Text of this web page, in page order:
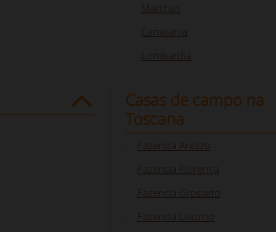
Marchas
Campania
Lombardia
Casas de campo na
Toscana
Fazenda Arezzo
Fazenda Florença
Fazenda Grosseto
Fazenda Livorno